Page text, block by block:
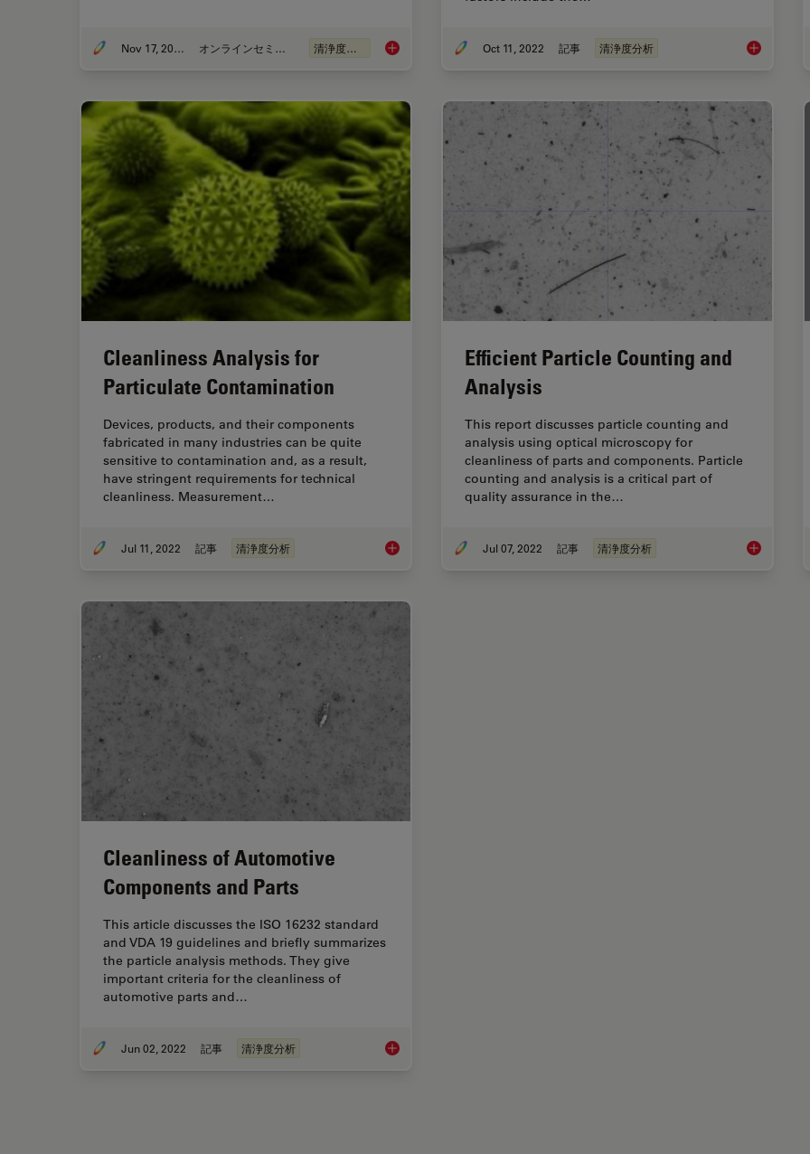
Nov 17, 2022 オンラインセミナー 清浄度分析 Technical Cleanliness in the Automotive Industry for Electromobility
Oct 11, 2022 記事 清浄度分析 3 Factors
Cleanliness Analysis for
Particulate Contamination
Devices, products, and their components
fabricated in many industries can be quite
sensitive to contamination and, as a result,
have stringent requirements for technical
cleanliness. Measurement…
Jul 11, 2022 記事 清浄度分析 Cleanliness Analysis for Particulate Contamination
Efficient Particle Counting and
Analysis
This report discusses particle counting and
analysis using optical microscopy for
cleanliness of parts and components. Particle
counting and analysis is a critical part of
quality assurance in the…
Jul 07, 2022 記事 清浄度分析 Efficient
Cleanliness of Automotive
Components and Parts
This article discusses the ISO 16232 standard
and VDA 19 guidelines and briefly summarizes
the particle analysis methods. They give
important criteria for the cleanliness of
automotive parts and…
Jun 02, 2022 記事 清浄度分析 Cleanliness of Automotive Components and Parts